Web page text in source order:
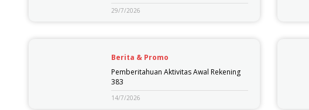
29/7/2026
Berita & Promo
Pemberitahuan Aktivitas Awal Rekening
383
14/7/2026